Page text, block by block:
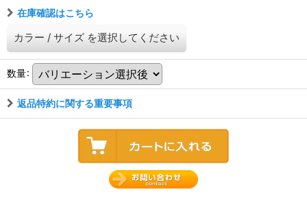
在庫確認はこちら
カラー / サイズ を選択してください
数量:
返品特約に関する重要事項